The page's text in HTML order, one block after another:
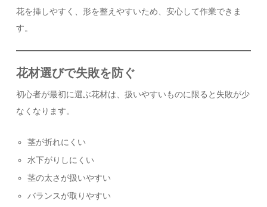
花を挿しやすく、形を整えやすいため、安心して作業できま
す。
花材選びで失敗を防ぐ
初心者が最初に選ぶ花材は、扱いやすいものに限ると失敗が少
なくなります。
茎が折れにくい
水下がりしにくい
茎の太さが扱いやすい
バランスが取りやすい